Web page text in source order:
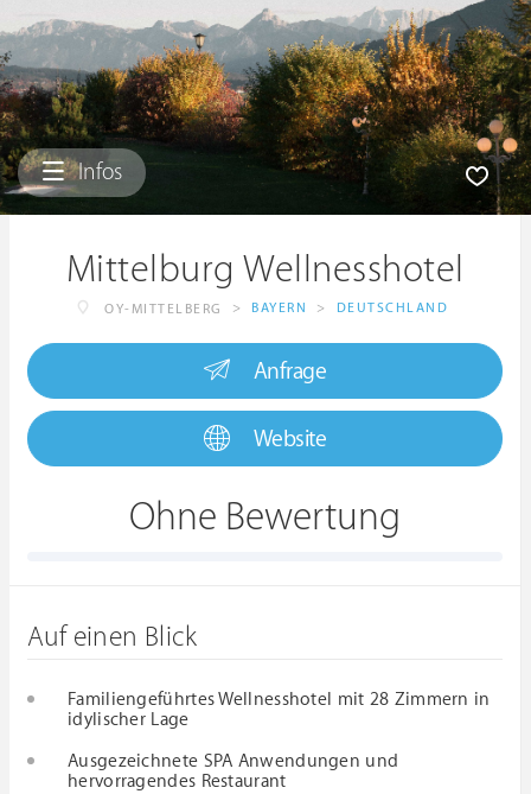
Infos
Mittelburg Wellnesshotel
OY-MITTELBERG > BAYERN > DEUTSCHLAND
Anfrage
Website
Ohne Bewertung
Auf einen Blick
Familiengeführtes Wellnesshotel mit 28 Zimmern in
idylischer Lage
Ausgezeichnete SPA Anwendungen und
hervorragendes Restaurant